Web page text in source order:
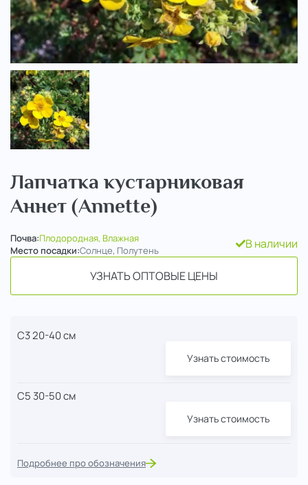
Лапчатка кустарниковая
Аннет (Annette)
Почва:Плодородная, Влажная
Место посадки:Солнце, Полутень В наличии
УЗНАТЬ ОПТОВЫЕ ЦЕНЫ
С3 20-40 см
Узнать стоимость
С5 30-50 см
Узнать стоимость
Подробнее про обозначения